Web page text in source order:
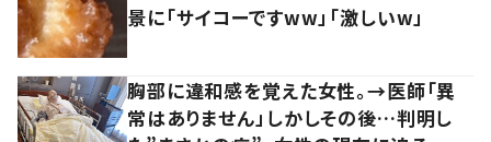
景に「サイコーですww」「激しいw」
胸部に違和感を覚えた女性。→医師「異
常はありません」しかしその後…判明し